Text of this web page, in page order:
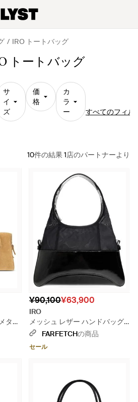
IRO トートバッグ
トートバッグ
サ
イ
ズ
価
格
カ
ラ
ー
すべてのフィル
10件の結果 1店のパートナーより
タリ
¥90,100¥63,900
IRO
メッシュ レザー ハンドバッグ -
ブラックFARFETCHの商品
セール